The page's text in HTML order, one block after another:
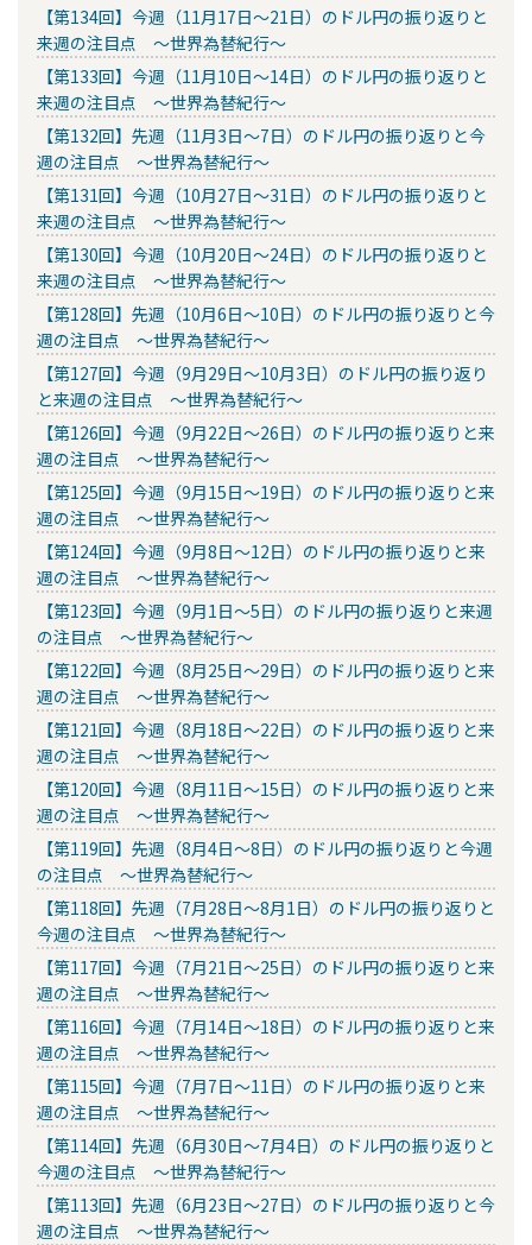
【第134回】今週（11月17日～21日）のドル円の振り返りと
来週の注目点 ～世界為替紀行～
【第133回】今週（11月10日～14日）のドル円の振り返りと
来週の注目点 ～世界為替紀行～
【第132回】先週（11月3日～7日）のドル円の振り返りと今
週の注目点 ～世界為替紀行～
【第131回】今週（10月27日～31日）のドル円の振り返りと
来週の注目点 ～世界為替紀行～
【第130回】今週（10月20日～24日）のドル円の振り返りと
来週の注目点 ～世界為替紀行～
【第128回】先週（10月6日～10日）のドル円の振り返りと今
週の注目点 ～世界為替紀行～
【第127回】今週（9月29日～10月3日）のドル円の振り返り
と来週の注目点 ～世界為替紀行～
【第126回】今週（9月22日～26日）のドル円の振り返りと来
週の注目点 ～世界為替紀行～
【第125回】今週（9月15日～19日）のドル円の振り返りと来
週の注目点 ～世界為替紀行～
【第124回】今週（9月8日～12日）のドル円の振り返りと来
週の注目点 ～世界為替紀行～
【第123回】今週（9月1日～5日）のドル円の振り返りと来週
の注目点 ～世界為替紀行～
【第122回】今週（8月25日～29日）のドル円の振り返りと来
週の注目点 ～世界為替紀行～
【第121回】今週（8月18日～22日）のドル円の振り返りと来
週の注目点 ～世界為替紀行～
【第120回】今週（8月11日～15日）のドル円の振り返りと来
週の注目点 ～世界為替紀行～
【第119回】先週（8月4日～8日）のドル円の振り返りと今週
の注目点 ～世界為替紀行～
【第118回】先週（7月28日～8月1日）のドル円の振り返りと
今週の注目点 ～世界為替紀行～
【第117回】今週（7月21日～25日）のドル円の振り返りと来
週の注目点 ～世界為替紀行～
【第116回】今週（7月14日～18日）のドル円の振り返りと来
週の注目点 ～世界為替紀行～
【第115回】今週（7月7日～11日）のドル円の振り返りと来
週の注目点 ～世界為替紀行～
【第114回】先週（6月30日～7月4日）のドル円の振り返りと
今週の注目点 ～世界為替紀行～
【第113回】先週（6月23日～27日）のドル円の振り返りと今
週の注目点 ～世界為替紀行～